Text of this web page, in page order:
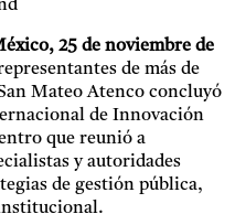
25 de noviembre de
de más de
Mateo Atenco concluyó
de Innovación
que reunió a
y autoridades
de gestión pública,